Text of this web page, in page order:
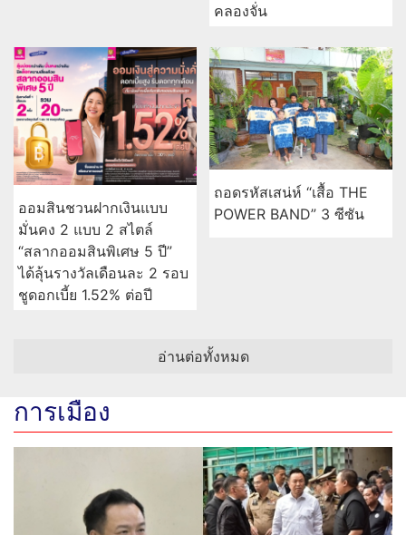
คลองจั่น
ออมสินชวนฝากเงินแบบ
มั่นคง 2 แบบ 2 สไตล์
“สลากออมสินพิเศษ 5 ปี”
ได้ลุ้นรางวัลเดือนละ 2 รอบ
ชูดอกเบี้ย 1.52% ต่อปี
ถอดรหัสเสน่ห์ “เสื้อ THE
POWER BAND” 3 ซีซัน
อ่านต่อทั้งหมด
การเมือง